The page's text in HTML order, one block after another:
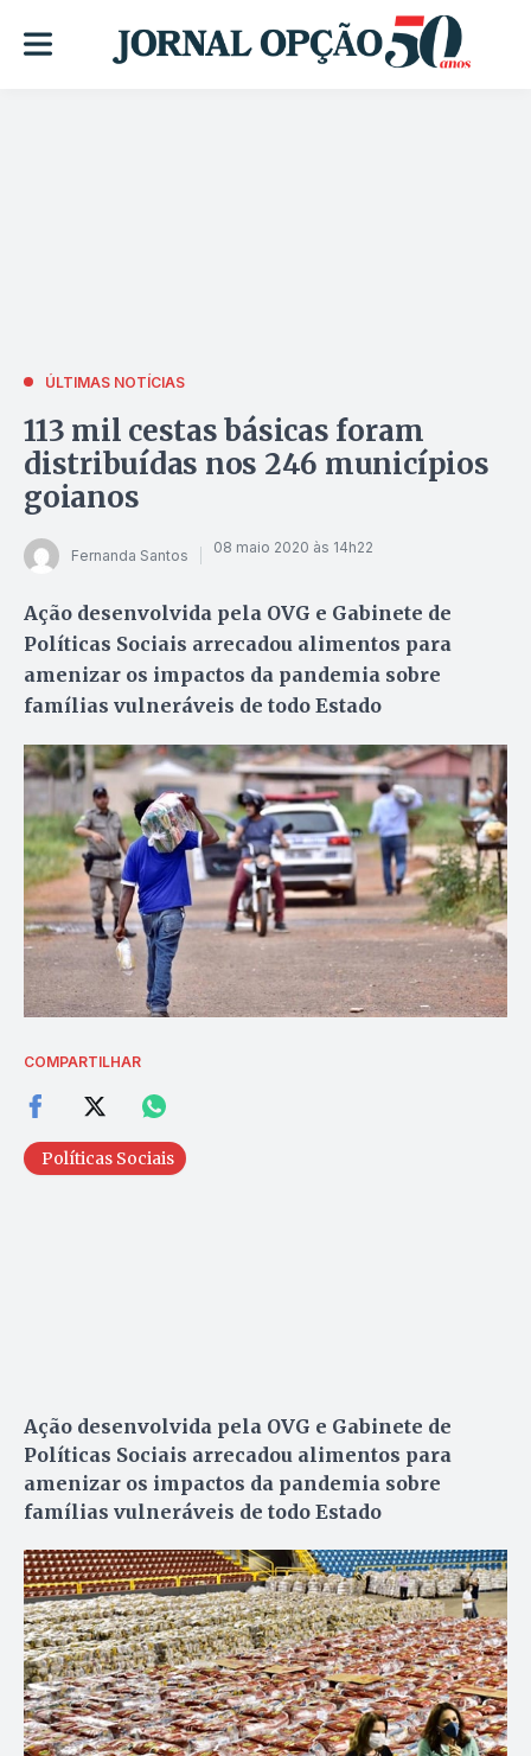
ÚLTIMAS NOTÍCIAS
113 mil cestas básicas foram
distribuídas nos 246 municípios
goianos
Fernanda Santos 08 maio 2020 às 14h22
Ação desenvolvida pela OVG e Gabinete de
Políticas Sociais arrecadou alimentos para
amenizar os impactos da pandemia sobre
famílias vulneráveis de todo Estado
COMPARTILHAR
Políticas Sociais
Ação desenvolvida pela OVG e Gabinete de
Políticas Sociais arrecadou alimentos para
amenizar os impactos da pandemia sobre
famílias vulneráveis de todo Estado